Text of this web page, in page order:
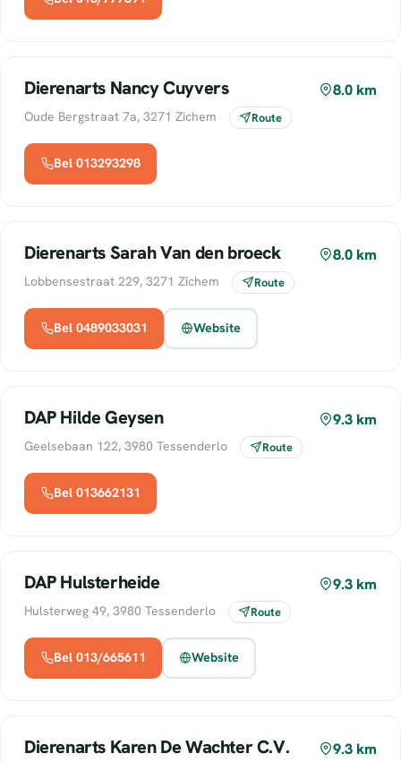
Dierenarts Nancy Cuyvers 8.0 km
Oude Bergstraat 7a, 3271 Zichem Route
Bel 013293298
Dierenarts Sarah Van den broeck 8.0 km
Lobbensestraat 229, 3271 Zichem Route
Bel 0489033031 Website
DAP Hilde Geysen 9.3 km
Geelsebaan 122, 3980 Tessenderlo Route
Bel 013662131
DAP Hulsterheide 9.3 km
Hulsterweg 49, 3980 Tessenderlo Route
Bel 013/665611 Website
Dierenarts Karen De Wachter C.V. 9.3 km